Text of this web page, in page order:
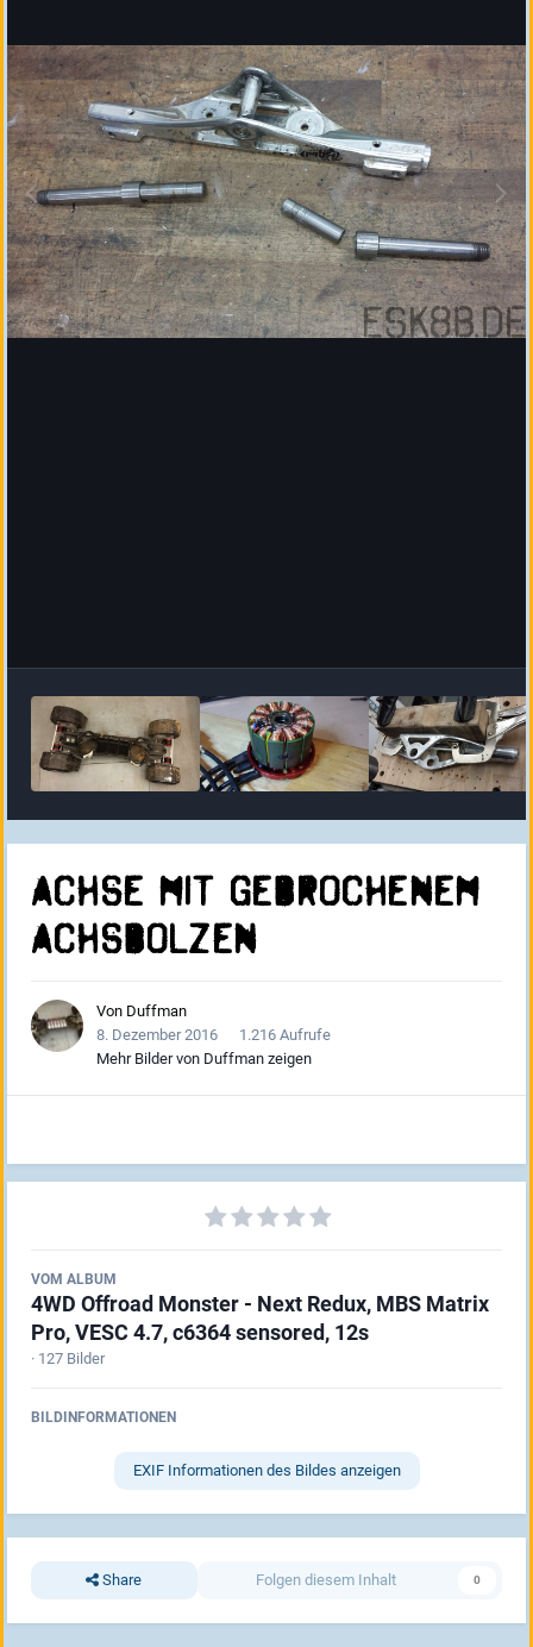
Achse mit gebrochenem
Achsbolzen
Von Duffman
8. Dezember 2016
1.216 Aufrufe
Mehr Bilder von Duffman zeigen
VOM ALBUM
4WD Offroad Monster - Next Redux, MBS Matrix
Pro, VESC 4.7, c6364 sensored, 12s
· 127 Bilder
BILDINFORMATIONEN
EXIF Informationen des Bildes anzeigen
Share Folgen diesem Inhalt 0